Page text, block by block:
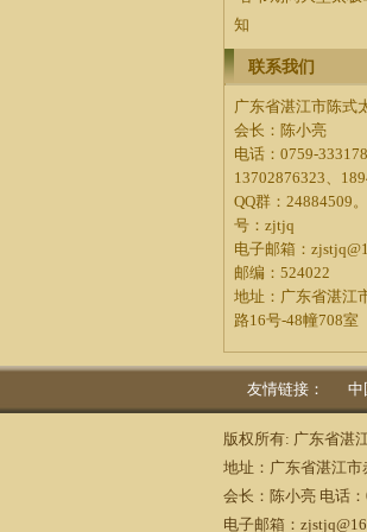
知
联系我们
广东省湛江市陈式
会长：陈小亮
电话：0759-
13702876323、
QQ群：24884509
号：zjtjq
电子邮箱：
邮编：524022
地址：广东省湛江
路16号-48幢708室
友情链接： 中
版权所有: 广东省湛
地址：广东省湛江市
会长：陈小亮 电话
电子邮箱：